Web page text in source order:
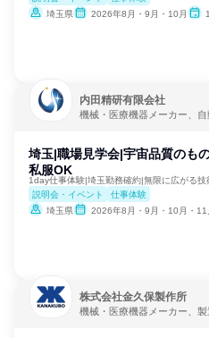
埼玉県
2026年8月・9月・10月
内田精研有限会社
機械・医療機器メーカー、
埼玉|職場見学会|宇宙品質のも
私服OK
1day仕事体験|埼玉勤務確約|無限に広がる技
説明会・イベント
仕事体験
埼玉県
2026年8月・9月・10月・11
株式会社金久保製作所
機械・医療機器メーカー、